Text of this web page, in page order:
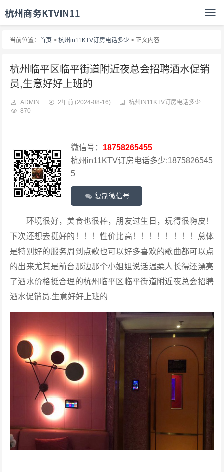
当前位置： 首页 > 杭州in11KTV订房电话多少 > 正文内容
杭州临平区临平街道附近夜总会招聘酒水促销
员,生意好好上班的
ADMIN 2年前 (2024-08-16)
杭州IN11KTV订房电话多少
870
微信号： 18758265455
杭州in11KTV订房电话多少:1875826545
5
复制微信号
环境很好，美食也很棒，朋友过生日，玩得很嗨皮！
下次还想去挺好的！！！性价比高！！！！！！！！总体
是特别好的服务周到点歌也可以好多喜欢的歌曲都可以点
的出来尤其是前台那边那个小姐姐说话温柔人长得还漂亮
了酒水价格挺合理的杭州临平区临平街道附近夜总会招聘
酒水促销员,生意好好上班的